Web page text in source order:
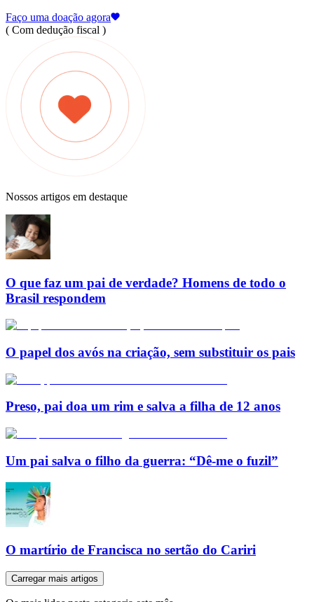
Faço uma doação agora
( Com dedução fiscal )
Nossos artigos em destaque
O que faz um pai de verdade? Homens de todo o
Brasil respondem
O papel dos avós na criação, sem substituir os pais
Preso, pai doa um rim e salva a filha de 12 anos
Um pai salva o filho da guerra: “Dê-me o fuzil”
O martírio de Francisca no sertão do Cariri
Carregar mais artigos